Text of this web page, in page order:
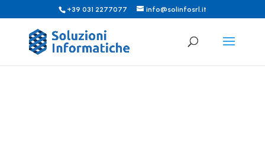
+39 031 2277077 info@solinfosrl.it